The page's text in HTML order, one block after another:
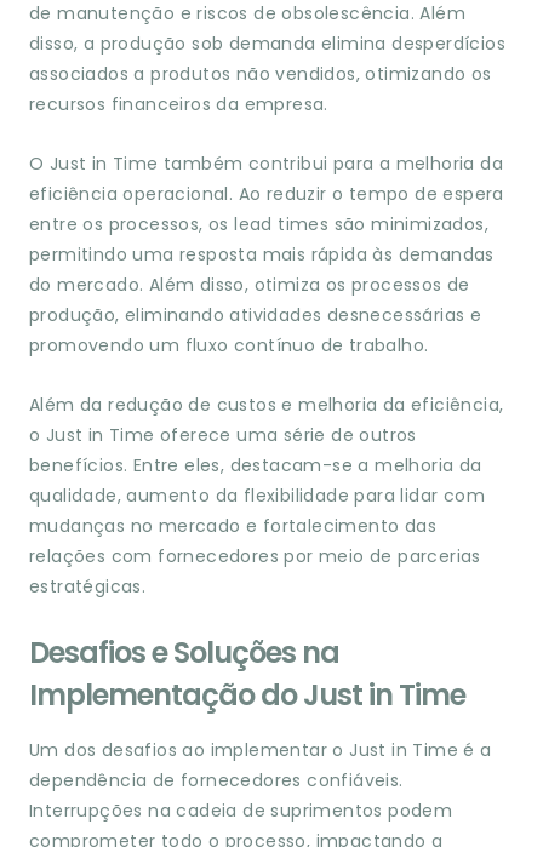
de manutenção e riscos de obsolescência. Além
disso, a produção sob demanda elimina desperdícios
associados a produtos não vendidos, otimizando os
recursos financeiros da empresa.
O Just in Time também contribui para a melhoria da
eficiência operacional. Ao reduzir o tempo de espera
entre os processos, os lead times são minimizados,
permitindo uma resposta mais rápida às demandas
do mercado. Além disso, otimiza os processos de
produção, eliminando atividades desnecessárias e
promovendo um fluxo contínuo de trabalho.
Além da redução de custos e melhoria da eficiência,
o Just in Time oferece uma série de outros
benefícios. Entre eles, destacam-se a melhoria da
qualidade, aumento da flexibilidade para lidar com
mudanças no mercado e fortalecimento das
relações com fornecedores por meio de parcerias
estratégicas.
Desafios e Soluções na
Implementação do Just in Time
Um dos desafios ao implementar o Just in Time é a
dependência de fornecedores confiáveis.
Interrupções na cadeia de suprimentos podem
comprometer todo o processo, impactando a